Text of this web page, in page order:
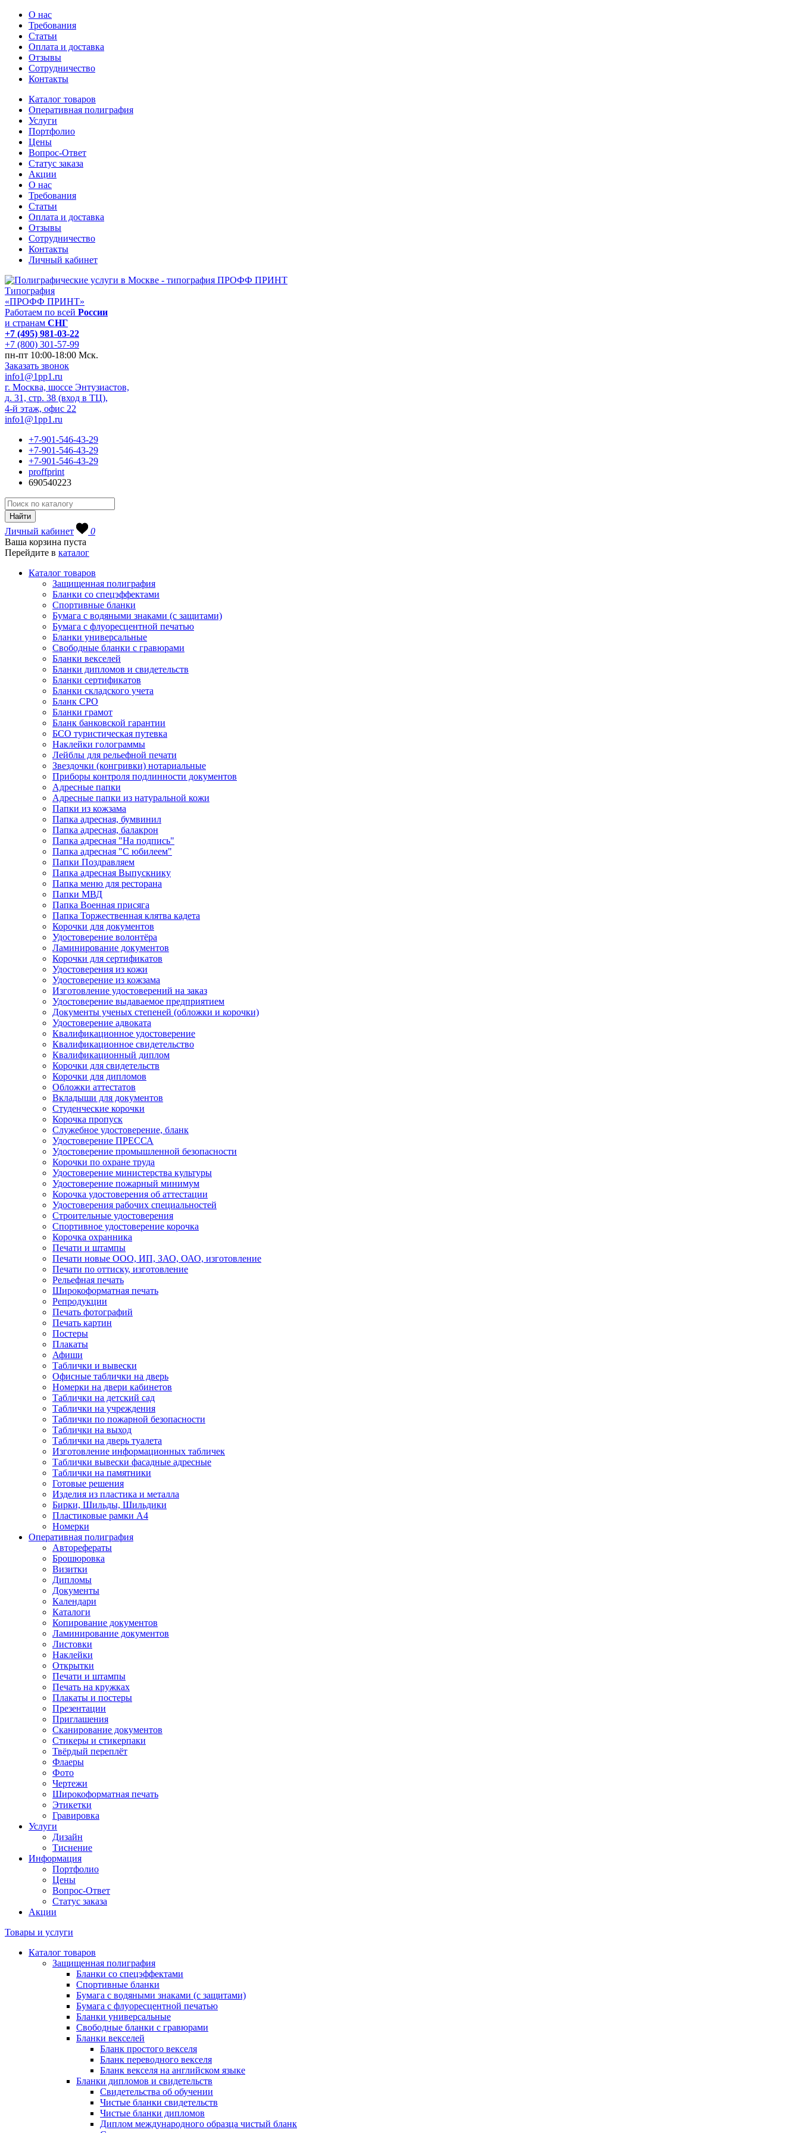
О нас
Требования
Статьи
Оплата и доставка
Отзывы
Сотрудничество
Контакты
Каталог товаров
Оперативная полиграфия
Услуги
Портфолио
Цены
Вопрос-Ответ
Статус заказа
Акции
О нас
Требования
Статьи
Оплата и доставка
Отзывы
Сотрудничество
Контакты
Личный кабинет
Типография
«ПРОФФ ПРИНТ»
Работаем по всей России
и странам СНГ
+7 (495) 981-03-22
+7 (800) 301-57-99
пн-пт 10:00-18:00 Мск.
Заказать звонок
info1@1pp1.ru
г. Москва, шоссе Энтузиастов,
д. 31, стр. 38 (вход в ТЦ),
4-й этаж, офис 22
info1@1pp1.ru
+7-901-546-43-29
+7-901-546-43-29
+7-901-546-43-29
proffprint
690540223
Личный кабинет
0
Ваша корзина пуста
Перейдите в каталог
Каталог товаров
Защищенная полиграфия
Бланки со спецэффектами
Спортивные бланки
Бумага с водяными знаками (с защитами)
Бумага с флуоресцентной печатью
Бланки универсальные
Свободные бланки с гравюрами
Бланки векселей
Бланки дипломов и свидетельств
Бланки сертификатов
Бланки складского учета
Бланк СРО
Бланки грамот
Бланк банковской гарантии
БСО туристическая путевка
Наклейки голограммы
Лейблы для рельефной печати
Звездочки (конгривки) нотариальные
Приборы контроля подлинности документов
Адресные папки
Адресные папки из натуральной кожи
Папки из кожзама
Папка адресная, бумвинил
Папка адресная, балакрон
Папка адресная "На подпись"
Папка адресная "C юбилеем"
Папки Поздравляем
Папка адресная Выпускнику
Папка меню для ресторана
Папки МВД
Папка Военная присяга
Папка Торжественная клятва кадета
Корочки для документов
Удостоверение волонтёра
Ламинирование документов
Корочки для сертификатов
Удостоверения из кожи
Удостоверение из кожзама
Изготовление удостоверений на заказ
Удостоверение выдаваемое предприятием
Документы ученых степеней (обложки и корочки)
Удостоверение адвоката
Квалификационное удостоверение
Квалификационное свидетельство
Квалификационный диплом
Корочки для свидетельств
Корочки для дипломов
Обложки аттестатов
Вкладыши для документов
Студенческие корочки
Корочка пропуск
Служебное удостоверение, бланк
Удостоверение ПРЕССА
Удостоверение промышленной безопасности
Корочки по охране труда
Удостоверение министерства культуры
Удостоверение пожарный минимум
Корочка удостоверения об аттестации
Удостоверения рабочих специальностей
Строительные удостоверения
Спортивное удостоверение корочка
Корочка охранника
Печати и штампы
Печати новые ООО, ИП, ЗАО, ОАО, изготовление
Печати по оттиску, изготовление
Рельефная печать
Широкоформатная печать
Репродукции
Печать фотографий
Печать картин
Постеры
Плакаты
Афиши
Таблички и вывески
Офисные таблички на дверь
Номерки на двери кабинетов
Таблички на детский сад
Таблички на учреждения
Таблички по пожарной безопасности
Таблички на выход
Таблички на дверь туалета
Изготовление информационных табличек
Таблички вывески фасадные адресные
Таблички на памятники
Готовые решения
Изделия из пластика и металла
Бирки, Шильды, Шильдики
Пластиковые рамки А4
Номерки
Оперативная полиграфия
Авторефераты
Брошюровка
Визитки
Дипломы
Документы
Календари
Каталоги
Копирование документов
Ламинирование документов
Листовки
Наклейки
Открытки
Печати и штампы
Печать на кружках
Плакаты и постеры
Презентации
Приглашения
Сканирование документов
Стикеры и стикерпаки
Твёрдый переплёт
Флаеры
Фото
Чертежи
Широкоформатная печать
Этикетки
Гравировка
Услуги
Дизайн
Тиснение
Информация
Портфолио
Цены
Вопрос-Ответ
Статус заказа
Акции
Товары и услуги
Каталог товаров
Защищенная полиграфия
Бланки со спецэффектами
Спортивные бланки
Бумага с водяными знаками (с защитами)
Бумага с флуоресцентной печатью
Бланки универсальные
Свободные бланки с гравюрами
Бланки векселей
Бланк простого векселя
Бланк переводного векселя
Бланк векселя на английском языке
Бланки дипломов и свидетельств
Свидетельства об обучении
Чистые бланки свидетельств
Чистые бланки дипломов
Диплом международного образца чистый бланк